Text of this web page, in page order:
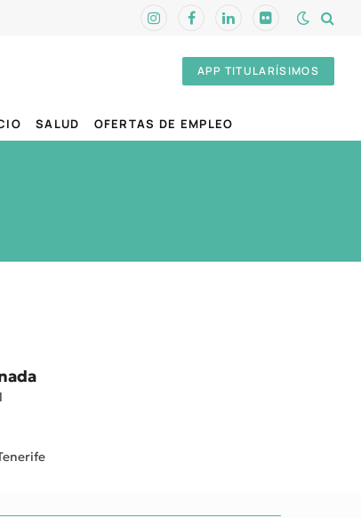
InstagramFacebookLinkedInFlickr
APP TITULARÍSIMOS
SALUD OFERTAS DE EMPLEO